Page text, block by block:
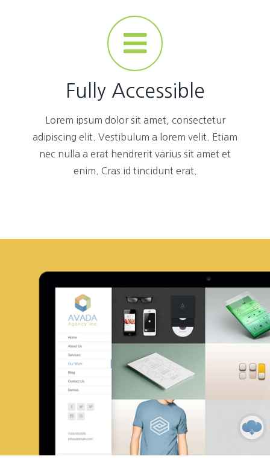
Fully Accessible
Lorem ipsum dolor sit amet, consectetur
adipiscing elit. Vestibulum a lorem velit. Etiam
nec nulla a erat hendrerit varius sit amet et
enim. Cras id tincidunt erat.